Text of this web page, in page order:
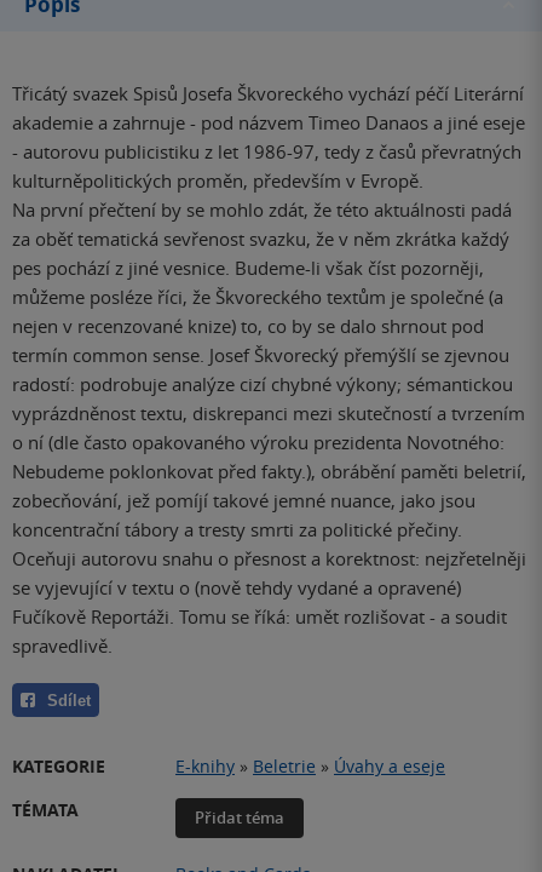
Třicátý svazek Spisů Josefa Škvoreckého vychází péčí Literární
akademie a zahrnuje - pod názvem Timeo Danaos a jiné eseje
- autorovu publicistiku z let 1986-97, tedy z časů převratných
kulturněpolitických proměn, především v Evropě.
Na první přečtení by se mohlo zdát, že této aktuálnosti padá
za oběť tematická sevřenost svazku, že v něm zkrátka každý
pes pochází z jiné vesnice. Budeme-li však číst pozorněji,
můžeme posléze říci, že Škvoreckého textům je společné (a
nejen v recenzované knize) to, co by se dalo shrnout pod
termín common sense. Josef Škvorecký přemýšlí se zjevnou
radostí: podrobuje analýze cizí chybné výkony; sémantickou
vyprázdněnost textu, diskrepanci mezi skutečností a tvrzením
o ní (dle často opakovaného výroku prezidenta Novotného:
Nebudeme poklonkovat před fakty.), obrábění paměti beletrií,
zobecňování, jež pomíjí takové jemné nuance, jako jsou
koncentrační tábory a tresty smrti za politické přečiny.
Oceňuji autorovu snahu o přesnost a korektnost: nejzřetelněji
se vyjevující v textu o (nově tehdy vydané a opravené)
Fučíkově Reportáži. Tomu se říká: umět rozlišovat - a soudit
spravedlivě.
Sdílet
KATEGORIE E-knihy » Beletrie » Úvahy a eseje
TÉMATA
Přidat téma